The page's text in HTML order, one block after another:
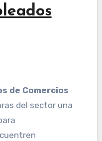
de Comercios
del sector una